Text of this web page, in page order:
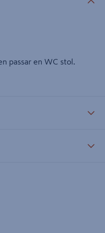
passar en WC stol.